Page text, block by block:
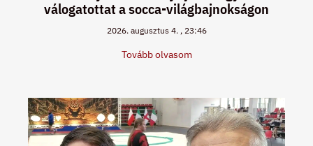
válogatottat a socca-világbajnokságon
2026. augusztus 4. 23:46
Tovább olvasom